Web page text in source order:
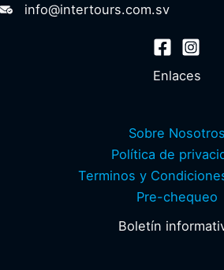
info@intertours.com.sv
Enlaces
Sobre Nosotros
Política de
Terminos y
Pre-chequeo
Boletín